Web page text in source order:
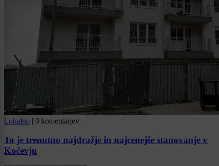
Lokalno | 0 komentarjev
To je trenutno najdražje in najcenejše stanovanje v
Kočevju